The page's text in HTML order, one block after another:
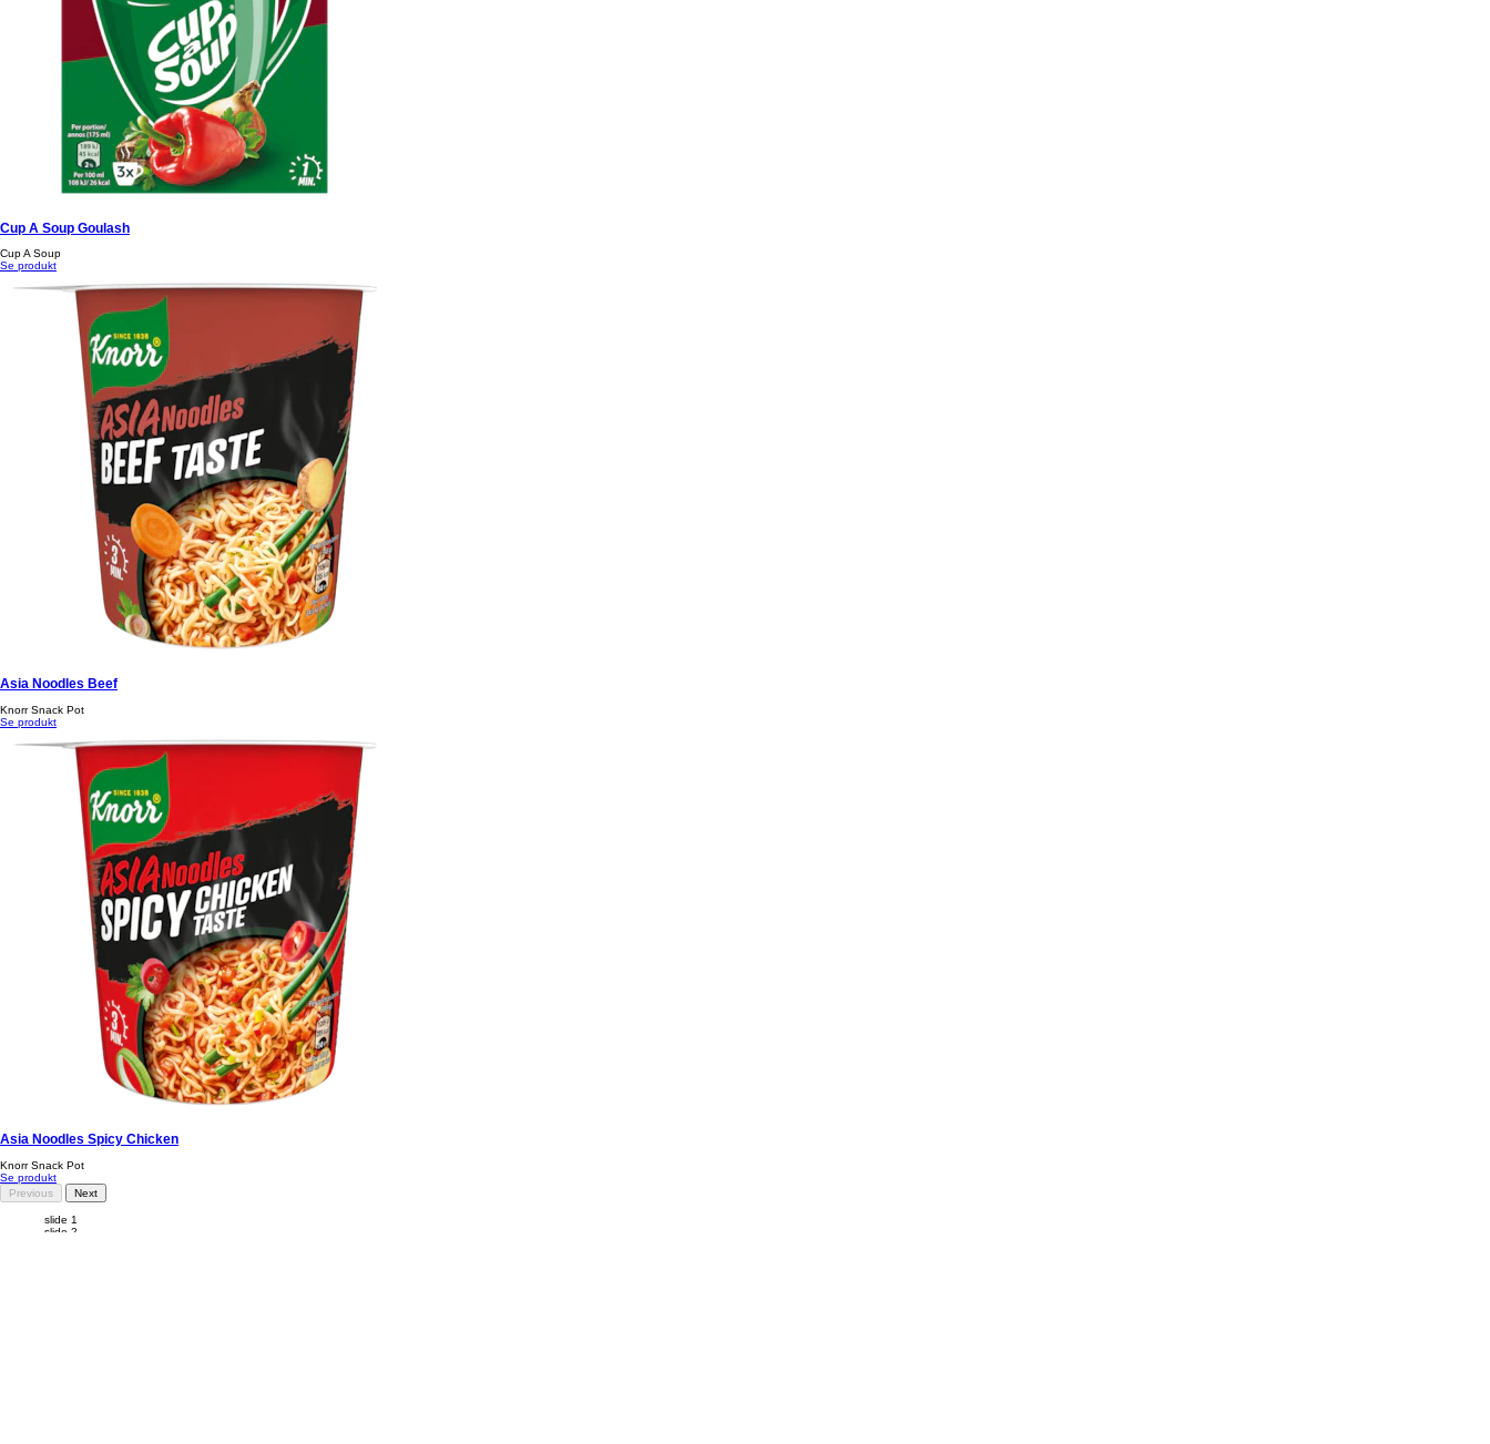
Cup A Soup Goulash
Cup A Soup
Se produkt
Asia Noodles Beef
Knorr Snack Pot
Se produkt
Asia Noodles Spicy Chicken
Knorr Snack Pot
Se produkt
Previous
Next
slide 1
slide 2